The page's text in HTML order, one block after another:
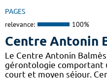
PAGES
relevance: 100%
Centre Antonin
Le Centre Antonin
gérontologie comportant
court et moyen séjour.